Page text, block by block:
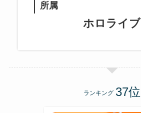
所属
ホロライブ
ランキング